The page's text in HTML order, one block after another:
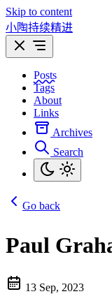
Skip to content
小陶持续精进
Posts
Tags
About
Links
Archives
Search
Go back
Paul
13 Sep, 2023